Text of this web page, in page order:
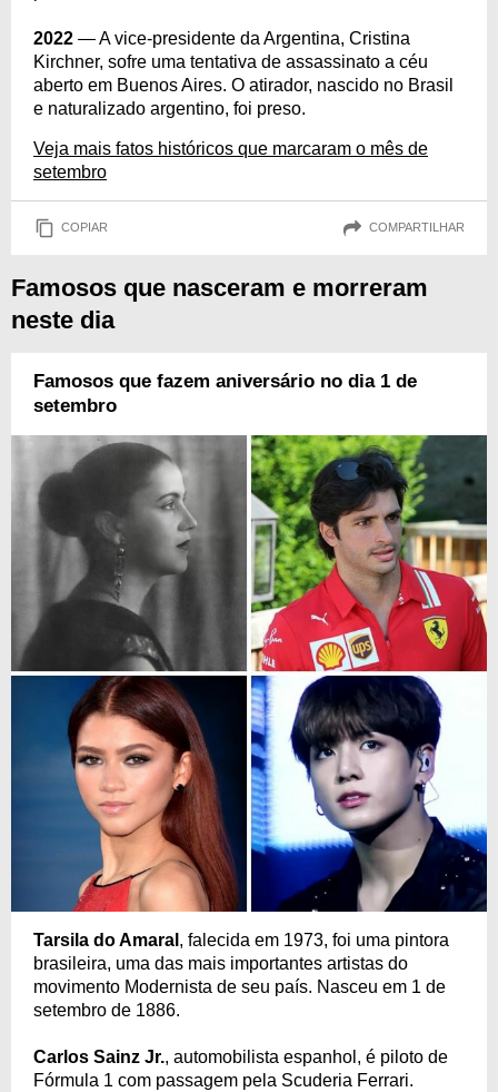
2022 — A vice-presidente da Argentina, Cristina
Kirchner, sofre uma tentativa de assassinato a céu
aberto em Buenos Aires. O atirador, nascido no Brasil
e naturalizado argentino, foi preso.
Veja mais fatos históricos que marcaram o mês de
setembro
COPIAR COMPARTILHAR
Famosos que nasceram e morreram
neste dia
Famosos que fazem aniversário no dia 1 de
setembro
Tarsila do Amaral , falecida em 1973, foi uma pintora
brasileira, uma das mais importantes artistas do
movimento Modernista de seu país. Nasceu em 1 de
setembro de 1886.
Carlos Sainz Jr., automobilista espanhol, é piloto de
Fórmula 1 com passagem pela Scuderia Ferrari.